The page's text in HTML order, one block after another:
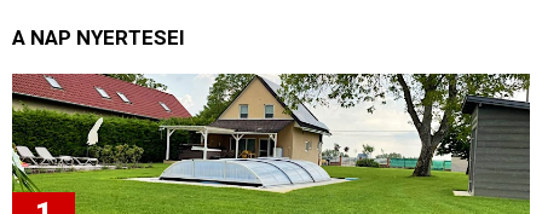
A NAP NYERTESEI